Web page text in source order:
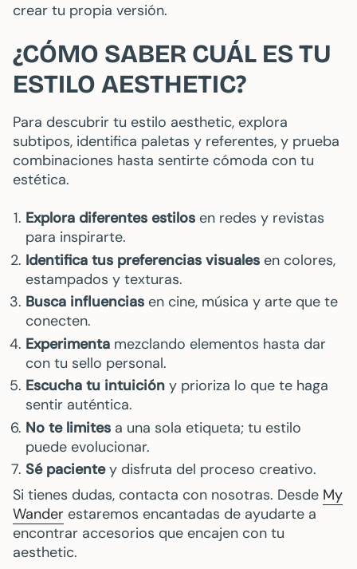
crear tu propia versión.
¿CÓMO SABER CUÁL ES TU
ESTILO AESTHETIC?
Para descubrir tu estilo aesthetic, explora
subtipos, identifica paletas y referentes, y prueba
combinaciones hasta sentirte cómoda con tu
estética.
Explora diferentes estilos en redes y revistas
para inspirarte.
Identifica tus preferencias visuales en colores,
estampados y texturas.
Busca influencias en cine, música y arte que te
conecten.
Experimenta mezclando elementos hasta dar
con tu sello personal.
Escucha tu intuición y prioriza lo que te haga
sentir auténtica.
No te limites a una sola etiqueta; tu estilo
puede evolucionar.
Sé pacientey disfruta del proceso creativo.
Si tienes dudas, contacta con nosotras. Desde My
Wander estaremos encantadas de ayudarte a
encontrar accesorios que encajen con tu
aesthetic.